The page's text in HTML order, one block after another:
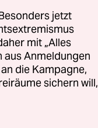
jetzt
mit „Alles
aus Anmeldungen
die Kampagne,
sichern will,